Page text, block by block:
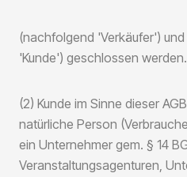
(nachfolgend 'Verkäufer')
'Kunde') geschlossen werden.
(2) Kunde im Sinne dieser
natürliche Person
ein Unternehmer gem. § 14
Veranstaltungsagenturen,